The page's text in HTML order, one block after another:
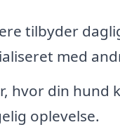
tilbyder
med
hvor din hund
oplevelse.